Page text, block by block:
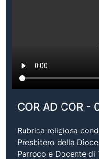
COR AD COR
Rubrica religiosa
Presbitero della
Parroco e Docente di